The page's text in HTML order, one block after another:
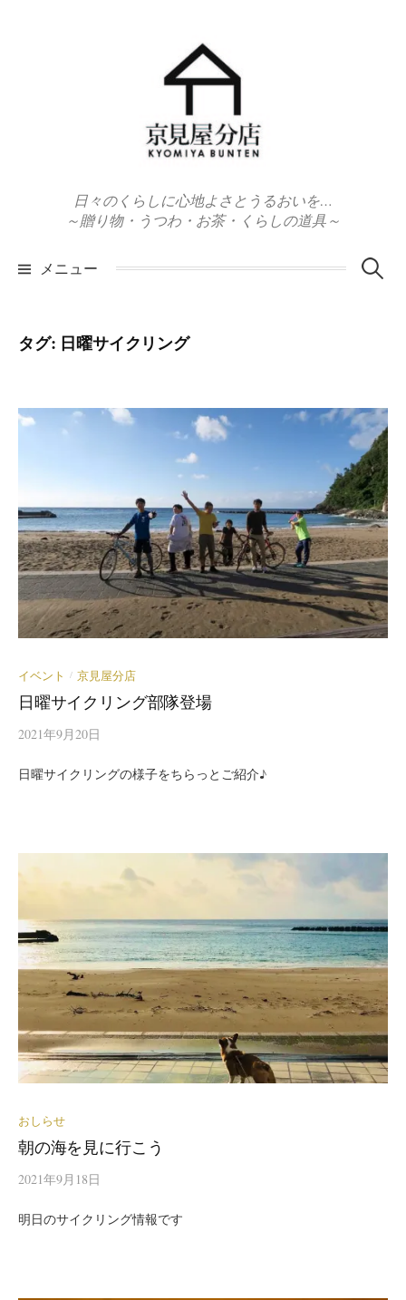
日々のくらしに心地よさとうるおいを…
～贈り物・うつわ・お茶・くらしの道具～
メニュー 検
タグ: 日曜サイクリング
イベント / 京見屋分店
日曜サイクリング部隊登場
2021年9月20日
日曜サイクリングの様子をちらっとご紹介♪
おしらせ
朝の海を見に行こう
2021年9月18日
明日のサイクリング情報です